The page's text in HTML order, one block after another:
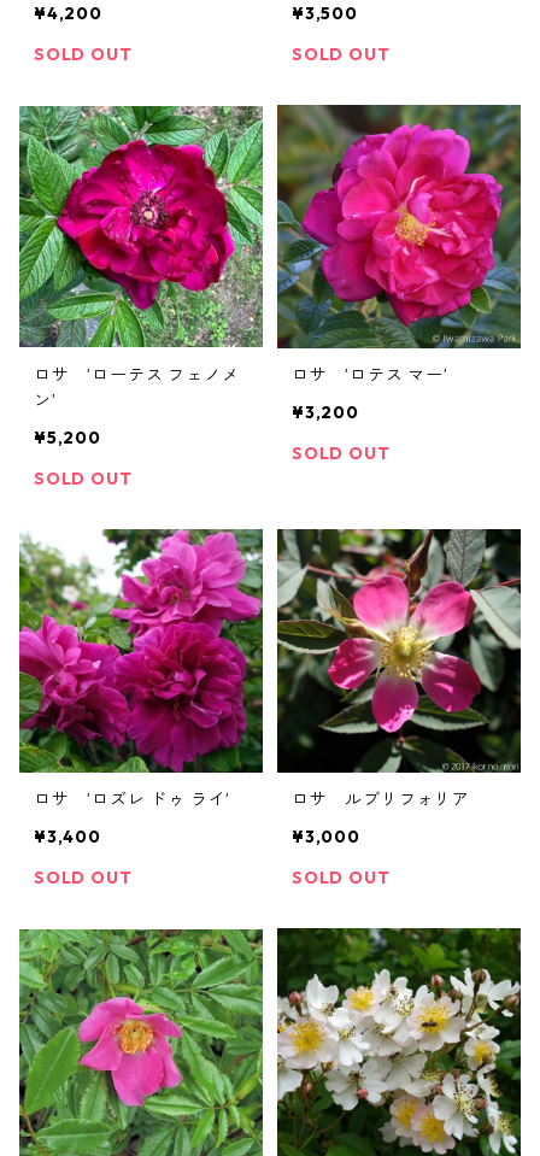
¥4,200
SOLD OUT
¥3,500
SOLD OUT
ロサ ’ローテス フェノメ
ン’
¥5,200
SOLD OUT
ロサ ’ロテス マー’
¥3,200
SOLD OUT
ロサ ’ロズレ ドゥ ライ’
¥3,400
SOLD OUT
ロサ ルブリフォリア
¥3,000
SOLD OUT